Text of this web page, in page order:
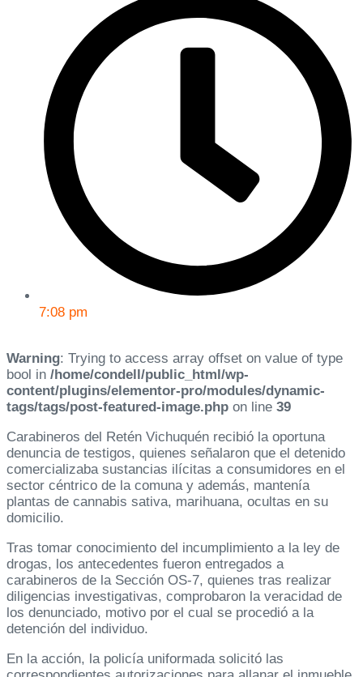
7:08 pm
Warning: Trying to access array offset on value of type
bool in /home/condell/public_html/wp-
content/plugins/elementor-pro/modules/dynamic-
tags/tags/post-featured-image.php on line 39
Carabineros del Retén Vichuquén recibió la oportuna
denuncia de testigos, quienes señalaron que el detenido
comercializaba sustancias ilícitas a consumidores en el
sector céntrico de la comuna y además, mantenía
plantas de cannabis sativa, marihuana, ocultas en su
domicilio.
Tras tomar conocimiento del incumplimiento a la ley de
drogas, los antecedentes fueron entregados a
carabineros de la Sección OS-7, quienes tras realizar
diligencias investigativas, comprobaron la veracidad de
los denunciado, motivo por el cual se procedió a la
detención del individuo.
En la acción, la policía uniformada solicitó las